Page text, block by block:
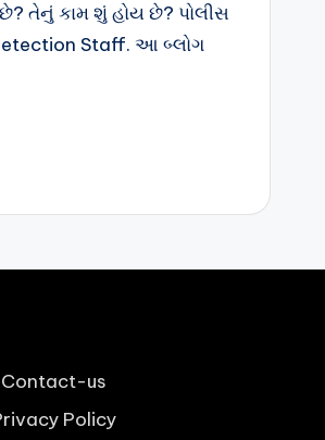
તેનું કામ શું હોય છે? પોલીસ
Staff. આ બ્લોગ
Contact-us
Policy